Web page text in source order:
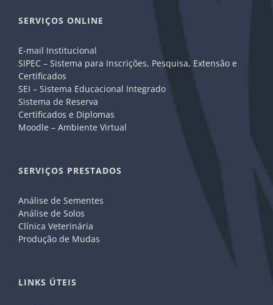
SERVIÇOS ONLINE
E-mail Institucional
SIPEC – Sistema para Inscrições, Pesquisa, Extensão e
Certificados
SEI – Sistema Educacional Integrado
Sistema de Reserva
Certificados e Diplomas
Moodle – Ambiente Virtual
SERVIÇOS PRESTADOS
Análise de Sementes
Análise de Solos
Clínica Veterinária
Produção de Mudas
LINKS ÚTEIS